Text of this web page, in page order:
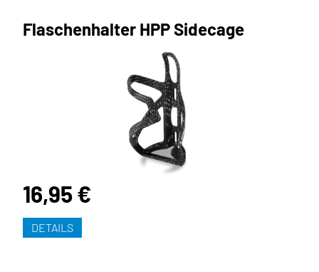
Flaschenhalter HPP Sidecage
16,95 €
DETAILS